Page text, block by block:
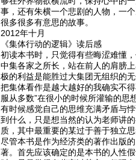
事，还有朱横一个悲剧的人物，一
很多很多有意思的故事。
2012年十月
《集体行动的逻辑》读后感
初读本书时，只觉得有些晦涩难懂
中集各家之所长，站在前人的肩膀
极的利益是能胜过大集团无组织的
把集体看作是越大越好的我确实不
服从多数”在很小的时候所灌输的思
有时候感觉自己的思维充满矛盾与
到什么，只是想当然的认为老师讲
质，其中最重要的某过于善于独立
尽管本书是作为经济类的著作出版
著。首先应该确定的是本书的人性